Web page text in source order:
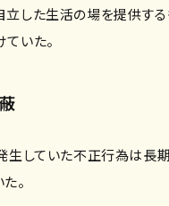
立した生活の場を提供する
いた。
発生していた不正行為は長
。